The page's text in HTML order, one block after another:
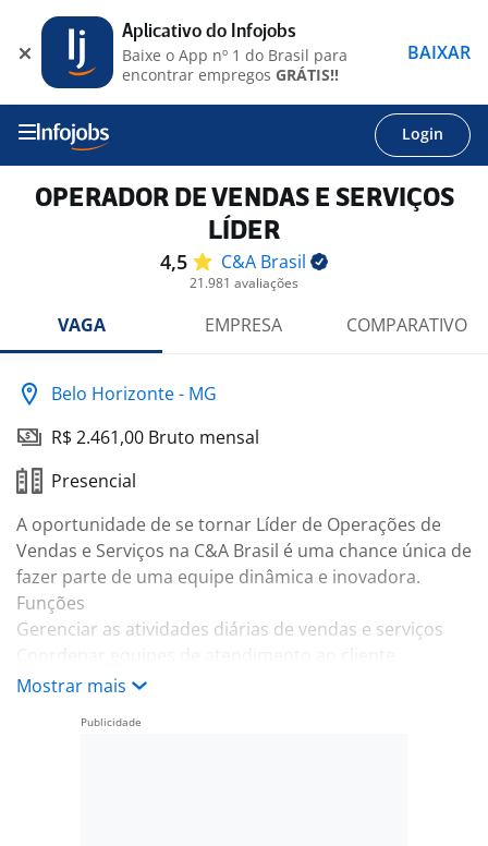
Login
OPERADOR DE VENDAS E SERVIÇOS
LÍDER
4,5 C&A Brasil
21.981 avaliações
VAGA EMPRESA COMPARATIVO
Belo Horizonte - MG
R$ 2.461,00 Bruto mensal
Presencial
A oportunidade de se tornar Líder de Operações de
Vendas e Serviços na C&A Brasil é uma chance única de
fazer parte de uma equipe dinâmica e inovadora.
Funções
Gerenciar as atividades diárias de vendas e serviços
Organização de reservas de loja
melhorias
Mostrar mais
Aplicativo do Infojobs
Baixe o App nº 1 do Brasil para
encontrar empregos GRÁTIS!!
BAIXAR